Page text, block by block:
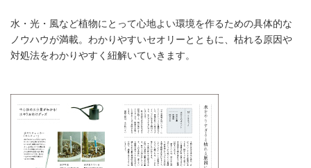
水・光・風など植物にとって心地よい環境を作るための具体的な
ノウハウが満載。わかりやすいセオリーとともに、枯れる原因や
対処法をわかりやすく紐解いていきます。